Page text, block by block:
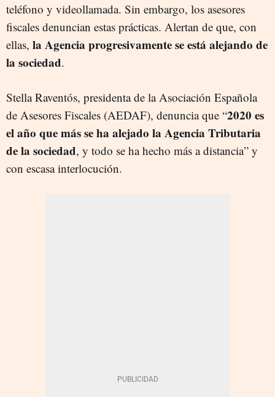
teléfono y videollamada. Sin embargo, los asesores
fiscales denuncian estas prácticas. Alertan de que, con
ellas, la Agencia progresivamente se está alejando de
la sociedad.
Stella Raventós, presidenta de la Asociación Española
de Asesores Fiscales (AEDAF), denuncia que “2020 es
el año que más se ha alejado la Agencia Tributaria
de la sociedad, y todo se ha hecho más a distancia” y
con escasa interlocución.